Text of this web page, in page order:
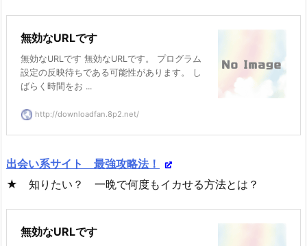
無効なURLです
無効なURLです 無効なURLです。 プログラム
設定の反映待ちである可能性があります。 し
ばらく時間をお ...
http://downloadfan.8p2.net/
出会い系サイト 最強攻略法！
★ 知りたい？ 一晩で何度もイカせる方法とは？
無効なURLです